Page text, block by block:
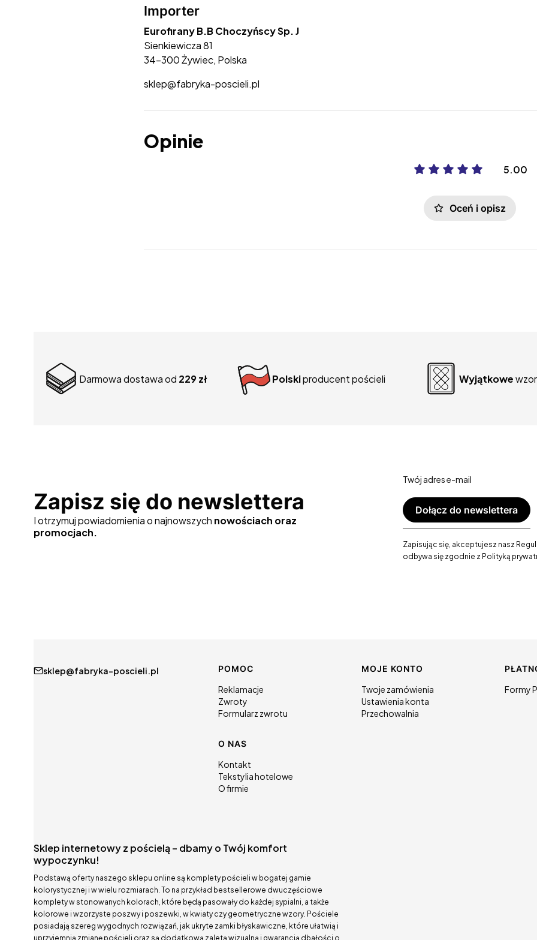
Importer
Eurofirany B.B Choczyńscy Sp. J
Sienkiewicza 81
34-300 Żywiec, Polska
sklep@fabryka-poscieli.pl
Opinie
5.00
Oceń i opisz
Darmowa dostawa od 229 zł Polskiproducent pościeli Wyjątkowe
Zapisz się do newslettera
I otrzymuj powiadomienia o najnowszych nowościach oraz
promocjach.
Twój adres e-mail
Dołącz do newslettera
Zapisując się, akceptujesz nasz
odbywa się zgodnie z Polityką
sklep@fabryka-poscieli.pl Linki w stopce
POMOC
Reklamacje
Zwroty
Formularz zwrotu
MOJE KONTO
Twoje zamówienia
Ustawienia konta
Przechowalnia
Formy
O NAS
Kontakt
Tekstylia hotelowe
O firmie
Sklep internetowy z pościelą – dbamy o Twój komfort
wypoczynku!
Podstawą oferty naszego sklepu online są komplety pościeli w bogatej gamie
kolorystycznej i w wielu rozmiarach. To na przykład bestsellerowe dwuczęściowe
komplety w stonowanych kolorach, które będą pasowały do każdej sypialni, a także
kolorowe i wzorzyste poszwy i poszewki, w kwiaty czy geometryczne wzory. Pościele
posiadają szereg wygodnych rozwiązań, jak ukryte zamki błyskawiczne, które ułatwią i
uprzyjemnią zmianę pościeli oraz są dodatkową zaletą wizualną i gwarancją dbałości o